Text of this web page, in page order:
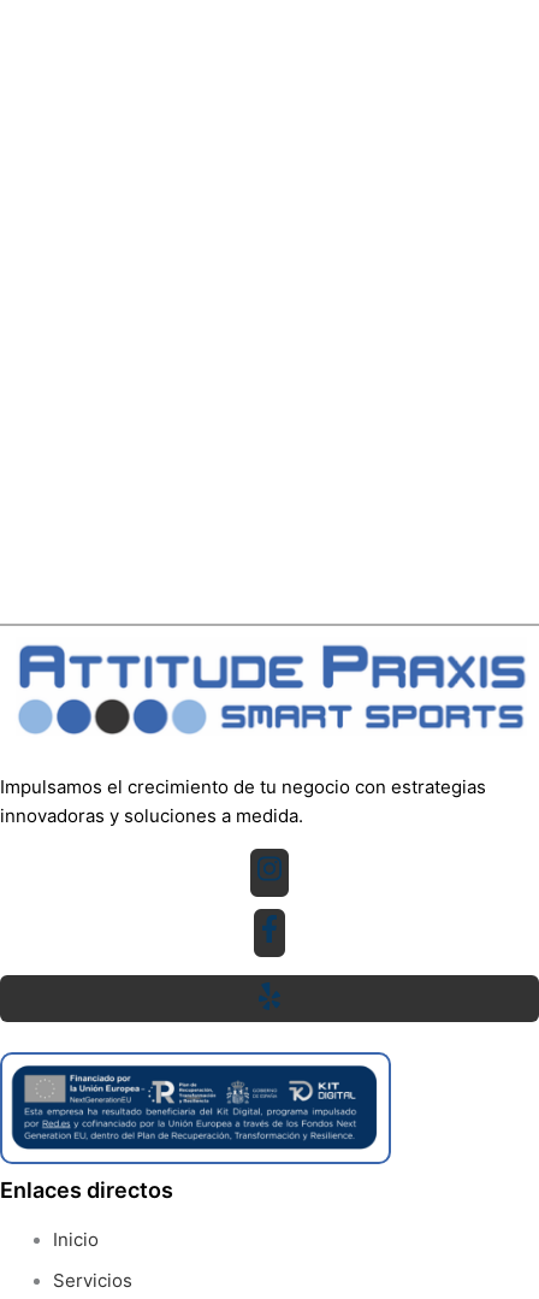
Impulsamos el crecimiento de tu negocio con estrategias
innovadoras y soluciones a medida.
Enlaces directos
Inicio
Servicios